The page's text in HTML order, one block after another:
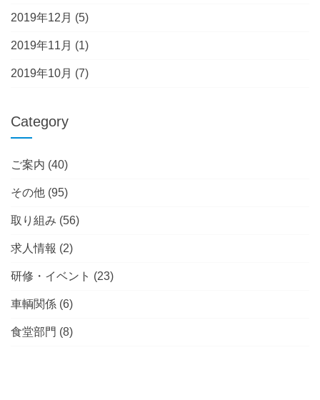
2019年12月 (5)
2019年11月 (1)
2019年10月 (7)
Category
ご案内 (40)
その他 (95)
取り組み (56)
求人情報 (2)
研修・イベント (23)
車輌関係 (6)
食堂部門 (8)